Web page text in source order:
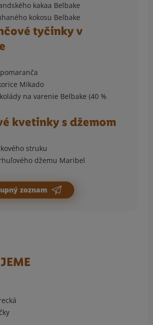
kakaa Belbake
kokosu Belbake
tyčinky v
Mikado
na varenie Belbake (40 %
kvetinky s džemom
struku
džemu Maribel
zoznam